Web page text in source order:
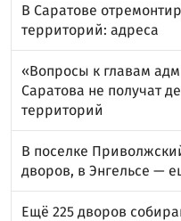
В Саратове
территорий: адреса
«Вопросы к главам
Саратова не получат
территорий
В поселке
дворов, в Энгельсе —
Ещё 225 дворов